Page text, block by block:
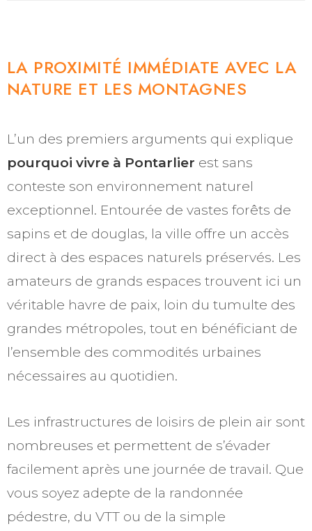
LA PROXIMITÉ IMMÉDIATE AVEC LA
NATURE ET LES MONTAGNES
L’un des premiers arguments qui explique
pourquoi vivre à Pontarlier est sans
conteste son environnement naturel
exceptionnel. Entourée de vastes forêts de
sapins et de douglas, la ville offre un accès
direct à des espaces naturels préservés. Les
amateurs de grands espaces trouvent ici un
véritable havre de paix, loin du tumulte des
grandes métropoles, tout en bénéficiant de
l’ensemble des commodités urbaines
nécessaires au quotidien.
Les infrastructures de loisirs de plein air sont
nombreuses et permettent de s’évader
facilement après une journée de travail. Que
vous soyez adepte de la randonnée
pédestre, du VTT ou de la simple